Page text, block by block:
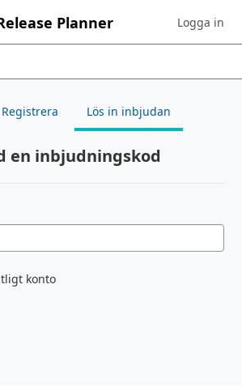
Planner Sign in to
Logga in
Registrera Lös in inbjudan
en inbjudningskod
konto